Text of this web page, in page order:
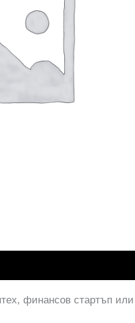
финансов стартъп или